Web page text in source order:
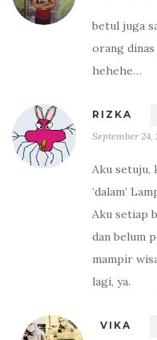
betul juga
orang
hehehe…
RIZKA
September 24,
Aku setuju,
‘dalam’
Aku setiap
dan belum
mampir
lagi, ya.
VIKA